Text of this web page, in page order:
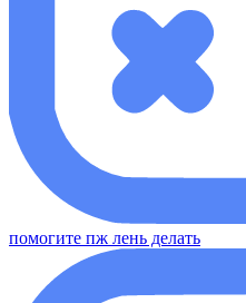
помогите пж лень делать